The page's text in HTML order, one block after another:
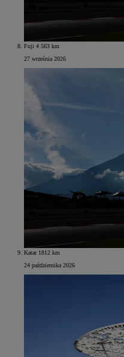
Fuji 4 563 km
27 września 2026
Katar 1812 km
24 października 2026